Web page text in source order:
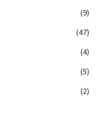
(9)
(47)
(4)
(5)
(2)